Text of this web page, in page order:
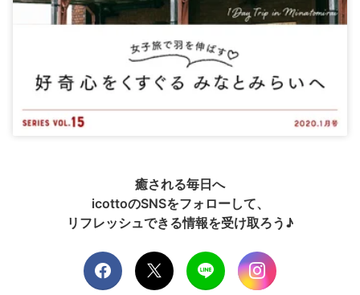
癒される毎日へ
icottoのSNSをフォローして、
リフレッシュできる情報を受け取ろう♪